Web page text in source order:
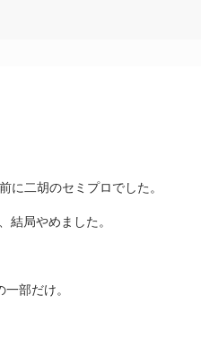
二胡のセミプロでした。
局やめました。
部だけ。